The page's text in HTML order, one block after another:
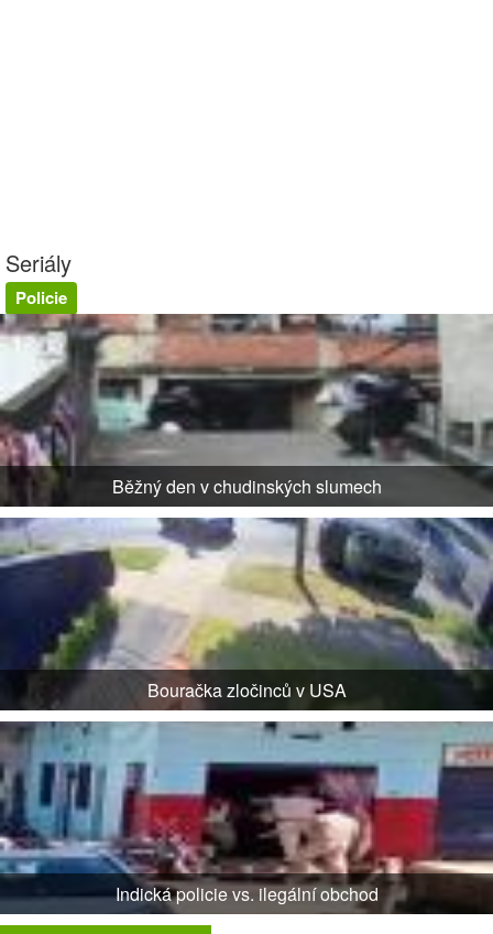
Seriály
Policie
Běžný den v chudinských slumech
Bouračka zločinců v USA
Indická policie vs. ilegální obchod